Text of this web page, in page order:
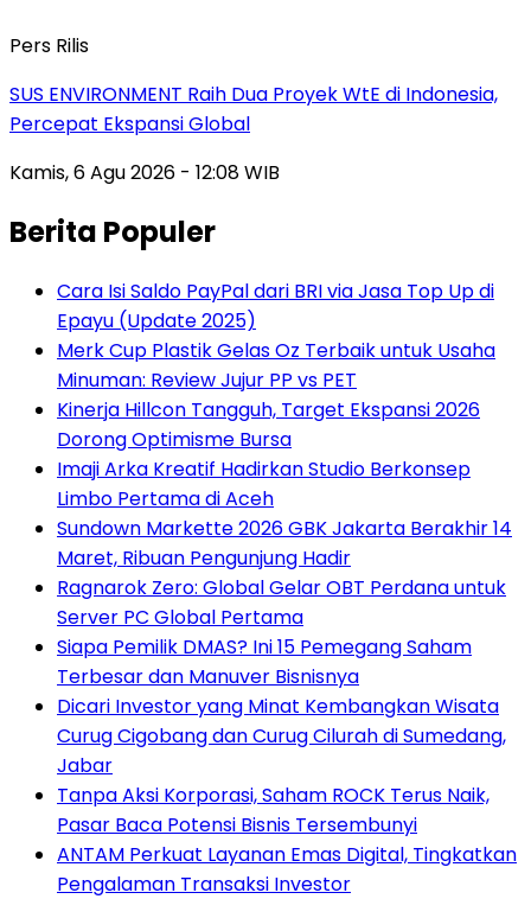
Pers Rilis
SUS ENVIRONMENT Raih Dua Proyek WtE di Indonesia,
Percepat Ekspansi Global
Kamis, 6 Agu 2026 - 12:08 WIB
Berita Populer
Cara Isi Saldo PayPal dari BRI via Jasa Top Up di
Epayu (Update 2025)
Merk Cup Plastik Gelas Oz Terbaik untuk Usaha
Minuman: Review Jujur PP vs PET
Kinerja Hillcon Tangguh, Target Ekspansi 2026
Dorong Optimisme Bursa
Imaji Arka Kreatif Hadirkan Studio Berkonsep
Limbo Pertama di Aceh
Sundown Markette 2026 GBK Jakarta Berakhir 14
Maret, Ribuan Pengunjung Hadir
Ragnarok Zero: Global Gelar OBT Perdana untuk
Server PC Global Pertama
Siapa Pemilik DMAS? Ini 15 Pemegang Saham
Terbesar dan Manuver Bisnisnya
Dicari Investor yang Minat Kembangkan Wisata
Curug Cigobang dan Curug Cilurah di Sumedang,
Jabar
Tanpa Aksi Korporasi, Saham ROCK Terus Naik,
Pasar Baca Potensi Bisnis Tersembunyi
ANTAM Perkuat Layanan Emas Digital, Tingkatkan
Pengalaman Transaksi Investor